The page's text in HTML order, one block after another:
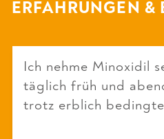
ERFAHRUNGEN &
Ich nehme Minoxidil
täglich früh und
trotz erblich